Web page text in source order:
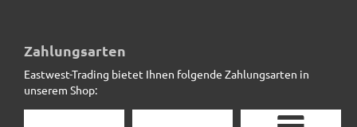
optional)
239,50 € *
Zahlungsarten
Eastwest-Trading bietet Ihnen folgende Zahlungsarten in
unserem Shop: